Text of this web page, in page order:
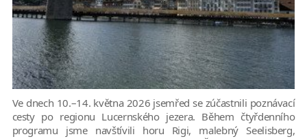
Ve dnech 10.–14. května 2026 jsemřed se zúčastnili poznávací
cesty po regionu Lucernského jezera. Během čtyřdenního
programu jsme navštívili horu Rigi, malebný Seelisberg,